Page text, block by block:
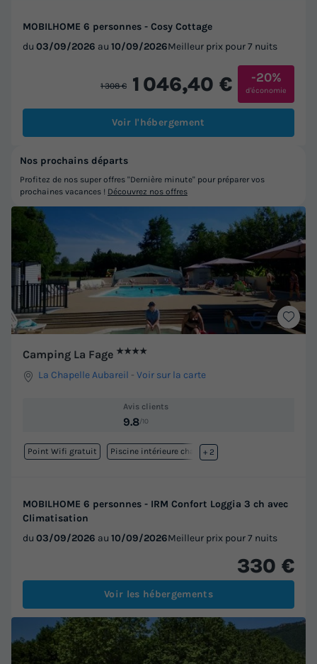
MOBILHOME 6 personnes - Cosy Cottage
du 03/09/2026 au 10/09/2026Meilleur prix pour 7 nuits
1 308 € 1 046,40 € -20%
d'économie
Voir l'hébergement
Camping La Fage ★★★★
La Chapelle Aubareil -Voir sur la carte
Avis clients
9.8/10
Point Wifi gratuit Piscine intérieure chauffée
+ 2
MOBILHOME 6 personnes - IRM Confort Loggia 3 ch avec
Climatisation
du 03/09/2026 au 10/09/2026Meilleur prix pour 7 nuits
330 €
Voir les hébergements
Nos prochains départs
Profitez de nos super offres "Dernière minute" pour préparer vos
prochaines vacances ! Découvrez nos offres